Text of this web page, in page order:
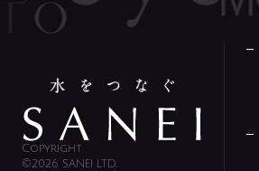
Copyright
©2026 SANEI LTD.